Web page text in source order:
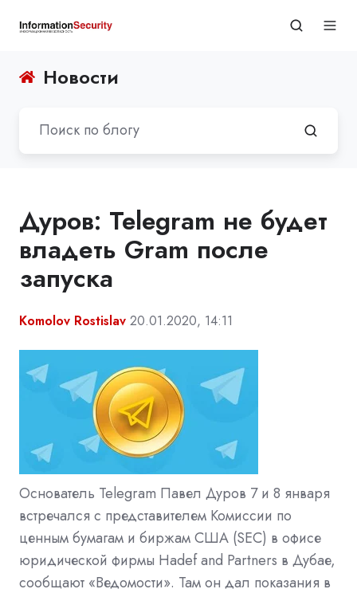
Новости
Дуров: Telegram не будет
владеть Gram после
запуска
Komolov Rostislav 20.01.2020, 14:11
Основатель Telegram Павел Дуров 7 и 8 января
встречался с представителем Комиссии по
ценным бумагам и биржам США (SEC) в офисе
юридической фирмы Hadef and Partners в Дубае,
сообщают «Ведомости». Там он дал показания в